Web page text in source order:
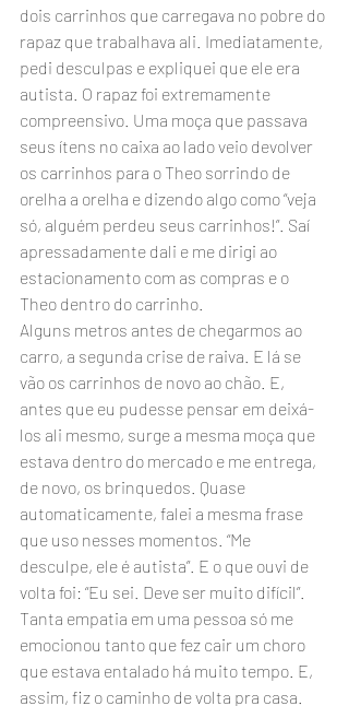
dois carrinhos que carregava no pobre do
rapaz que trabalhava ali. Imediatamente,
pedi desculpas e expliquei que ele era
autista. O rapaz foi extremamente
compreensivo. Uma moça que passava
seus ítens no caixa ao lado veio devolver
os carrinhos para o Theo sorrindo de
orelha a orelha e dizendo algo como “veja
só, alguém perdeu seus carrinhos!”. Saí
apressadamente dali e me dirigi ao
estacionamento com as compras e o
Theo dentro do carrinho.
Alguns metros antes de chegarmos ao
carro, a segunda crise de raiva. E lá se
vão os carrinhos de novo ao chão. E,
antes que eu pudesse pensar em deixá-
los ali mesmo, surge a mesma moça que
estava dentro do mercado e me entrega,
de novo, os brinquedos. Quase
automaticamente, falei a mesma frase
que uso nesses momentos. “Me
desculpe, ele é autista”. E o que ouvi de
volta foi: “Eu sei. Deve ser muito difícil”.
Tanta empatia em uma pessoa só me
emocionou tanto que fez cair um choro
que estava entalado há muito tempo. E,
assim, fiz o caminho de volta pra casa.